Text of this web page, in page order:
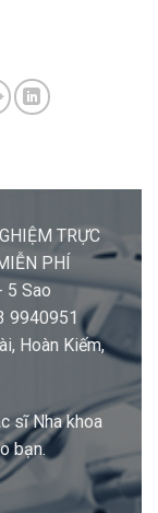
TRỰC
PHÍ
5 Sao
9940951
Hoàn Kiếm,
sĩ Nha khoa
bạn.